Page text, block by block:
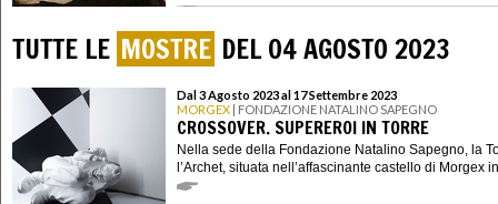
TUTTE LE MOSTRE DEL 04 AGOSTO 2023
Dal 3 Agosto 2023 al 17 Settembre 2023
MORGEX | FONDAZIONE NATALINO SAPEGNO
CROSSOVER. SUPEREROI IN TORRE
Nella sede della Fondazione Natalino Sapegno, la
l’Archet, situata nell’affascinante castello di Morgex